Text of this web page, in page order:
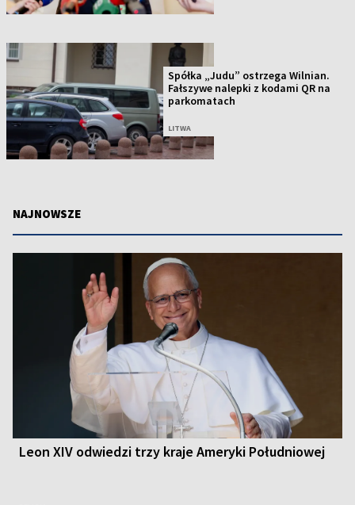
Spółka „Judu” ostrzega Wilnian.
Fałszywe nalepki z kodami QR na
parkomatach
LITWA
NAJNOWSZE
Leon XIV odwiedzi trzy kraje Ameryki Południowej